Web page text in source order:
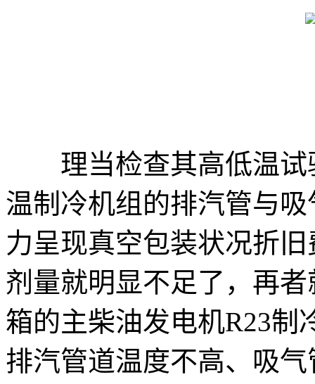
理当检查其高低温试
温制冷机组的排汽管与
力呈现真空包装状况折
剂量就明显不足了，再
箱的主柴油发电机R23制
排汽管道温度不高、吸